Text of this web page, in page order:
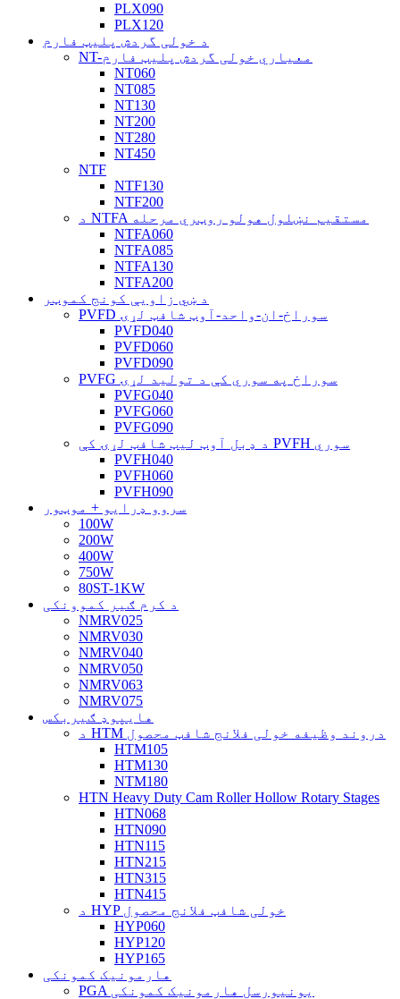
PLX090
PLX120
د خولی گردش پلیټ فارم
NT-معیاري خولی گردش پلیټ فارم
NT060
NT085
NT130
NT200
NT280
NT450
NTF
NTF130
NTF200
د NTFA مستقیم نښلول هولو روټري مرحله
NTFA060
NTFA085
NTFA130
NTFA200
د ښي زاویې کونج کموټر
PVFD سوراخ-ان-واحد-آوټ شافټ لړۍ
PVFD040
PVFD060
PVFD090
PVFG سوراخ په سوري کې د تولید لړۍ
PVFG040
PVFG060
PVFG090
د ډبل آوټ لیټ شافټ لړۍ کې PVFH سوري
PVFH040
PVFH060
PVFH090
سروو ډرایو + موټور
100W
200W
400W
750W
80ST-1KW
د کرم ګیر کموونکی
NMRV025
NMRV030
NMRV040
NMRV050
NMRV063
NMRV075
هایپوډ ګیربکس
د HTM دروند وظیفه خولی فلانج شافټ محصول
HTM105
HTM130
NTM180
HTN Heavy Duty Cam Roller Hollow Rotary Stages
HTN068
HTN090
HTN115
HTN215
HTN315
HTN415
د HYP خولی شافټ فلانج محصول
HYP060
HYP120
HYP165
هارمونیک کمونکی
PGA یونیورسل هارمونیک کمونکی